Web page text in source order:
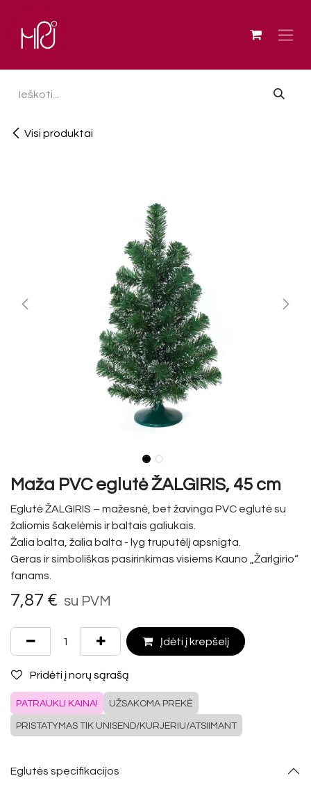
Visi produktai
Maža PVC eglutė ŽALGIRIS, 45 cm
Eglutė ŽALGIRIS – mažesnė, bet žavinga PVC eglutė su
žaliomis šakelėmis ir baltais galiukais.
Žalia balta, žalia balta - lyg truputėlį apsnigta.
Geras ir simboliškas pasirinkimas visiems Kauno „Žarlgirio“
fanams.
7,87 € su PVM
Įdėti į krepšelį
Pridėti į norų sąrašą
PATRAUKLI KAINA! UŽSAKOMA PREKĖ
PRISTATYMAS TIK UNISEND/KURJERIU/ATSIIMANT
Eglutės specifikacijos